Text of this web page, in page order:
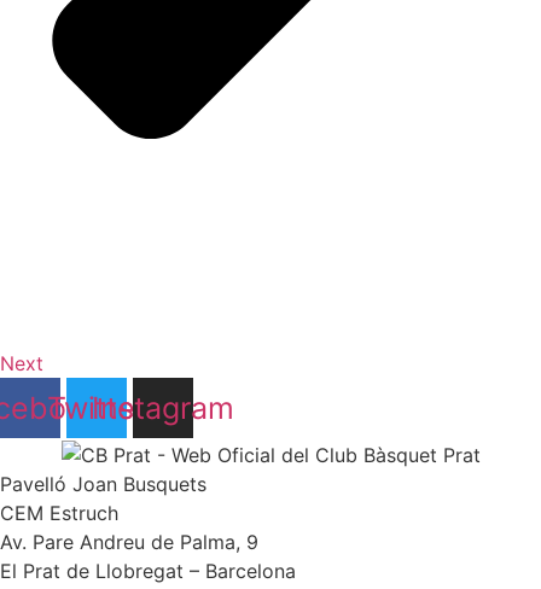
Next
Twitter
Instagram
Pavelló Joan Busquets
CEM Estruch
Av. Pare Andreu de Palma, 9
El Prat de Llobregat – Barcelona